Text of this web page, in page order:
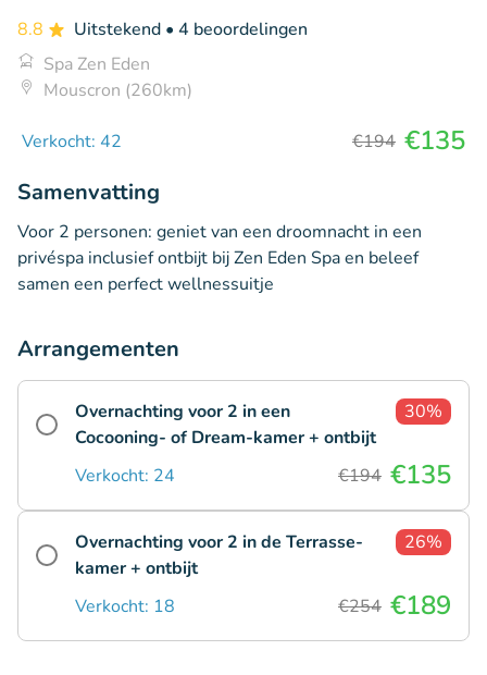
8.8 Uitstekend • 4 beoordelingen
Spa Zen Eden
Mouscron (260km)
Verkocht: 42 €194 €135
Samenvatting
Voor 2 personen: geniet van een droomnacht in een
privéspa inclusief ontbijt bij Zen Eden Spa en beleef
samen een perfect wellnessuitje
Arrangementen
Overnachting voor 2 in een
Cocooning- of Dream-kamer + ontbijt
30%
Verkocht: 24 €194 €135
Overnachting voor 2 in de Terrasse-
kamer + ontbijt
26%
Verkocht: 18 €254 €189